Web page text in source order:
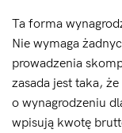
Ta forma
Nie wymaga
prowadzenia
zasada jest taka,
o wynagrodzeniu
wpisują kwotę